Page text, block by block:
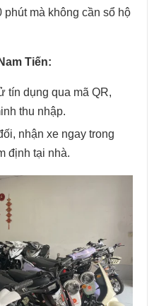
mà không cần sổ hộ
Tiến:
tín dụng qua mã QR,
thu nhập.
nhận xe ngay trong
định tại nhà.